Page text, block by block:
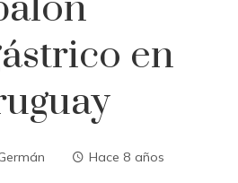
en
Hace 8 años